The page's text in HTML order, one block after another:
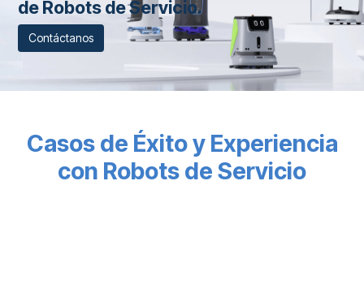
de Robots de Servicio.
Contáctanos
Casos de Éxito y Experiencia
con Robots de Servicio